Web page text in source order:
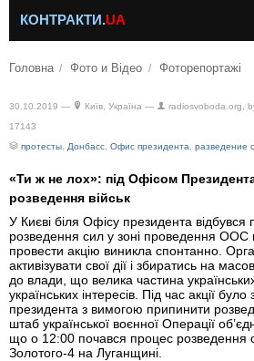
КОНТРАКТИ.UA
Головна Фото и Відео Фоторепортажі
30.10.2019 — Київ, Україна —
radiosvoboda.org,
17143
протесты
Донбасс Офис президента разведение
«Ти ж не лох»: під Офісом
розведення військ
У Києві біля Офісу президента відбувся
розведення сил у зоні проведення ООС
провести акцію виникла спонтанно.
активізувати свої дії і збиратись на
до влади, що велика частина
українських інтересів. Під час акції
президента з вимогою припинити
штаб української воєнної Операції
що о 12:00 почався процес розведення
Золотого-4 на Луганщині.